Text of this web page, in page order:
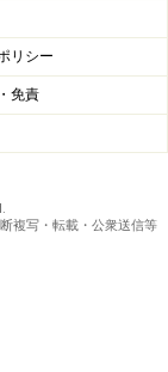
リシー
免責
複写・転載・公衆送信等